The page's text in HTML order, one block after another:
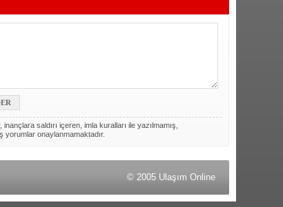
saldırı içeren, imla kuralları ile yazılmamış,
yorumlar onaylanmamaktadır.
© 2005 Ulaşım Online